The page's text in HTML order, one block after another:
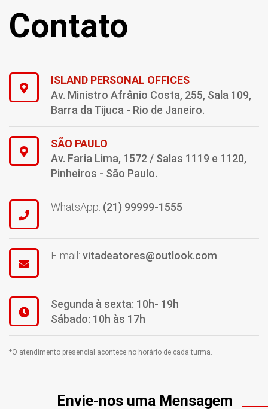
Contato
ISLAND PERSONAL OFFICES
Av. Ministro Afrânio Costa, 255, Sala 109,
Barra da Tijuca - Rio de Janeiro.
SÃO PAULO
Av. Faria Lima, 1572 / Salas 1119 e 1120,
Pinheiros - São Paulo.
WhatsApp: (21) 99999-1555
E-mail: vitadeatores@outlook.com
Segunda à sexta: 10h- 19h
Sábado: 10h às 17h
*O atendimento presencial acontece no horário de cada turma.
Envie-nos uma Mensagem